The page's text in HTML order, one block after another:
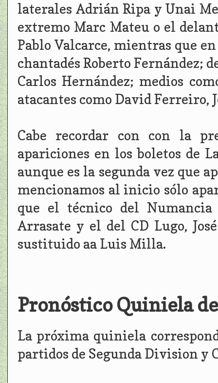
laterales Adrián Ripa y Unai
extremo Marc Mateu o el
Pablo Valcarce, mientras que
chantadés Roberto Fernández;
Carlos Hernández; medios
atacantes como David Ferreiro,
Cabe recordar con con la
apariciones en los boletos de
aunque es la segunda vez que
mencionamos al inicio sólo
que el técnico del Numancia
Arrasate y el del CD Lugo,
sustituido aa Luis Milla.
Pronóstico Quiniela
La próxima quiniela
partidos de Segunda Division